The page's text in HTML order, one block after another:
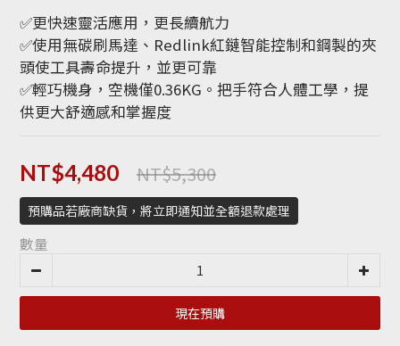
✅更快速靈活應用，更長續航力
✅使用無碳刷馬達、Redlink紅鏈智能控制和鋼製的夾
頭使工具壽命提升，並更可靠
✅輕巧機身，空機僅0.36KG。把手符合人體工學，提
供更大舒適感和掌握度
NT$4,480 NT$5,300
預購品若廠商缺貨，將立即通知並全額退款處理
數量
現在預購